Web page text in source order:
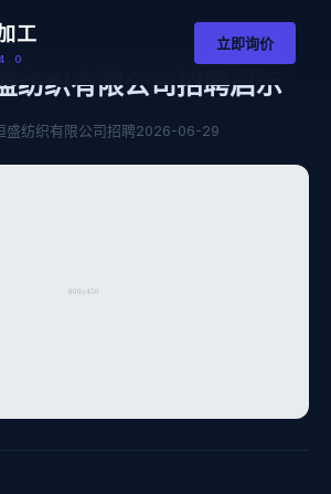
工 立即询价
纺织有限公司招聘启示
盛纺织有限公司招聘2026-06-29